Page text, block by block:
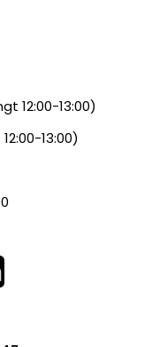
12:00-13:00)
13:00)